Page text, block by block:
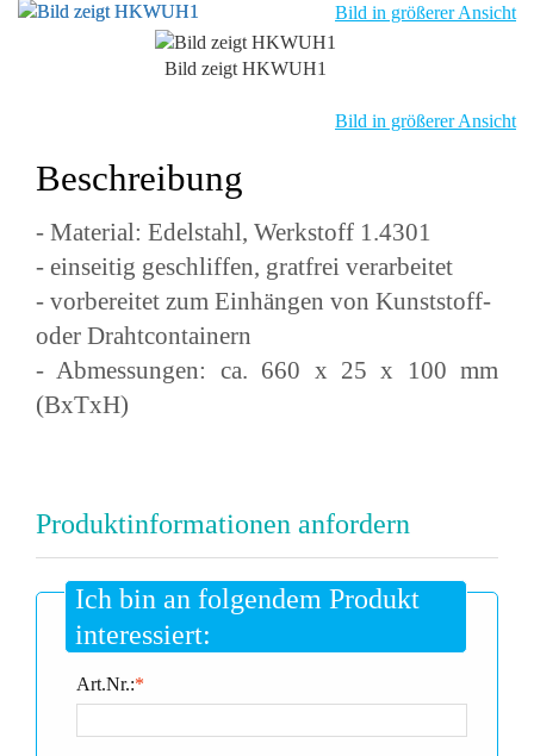
Bild in größerer Ansicht
Bild zeigt HKWUH1
Bild in größerer Ansicht
Beschreibung
- Material: Edelstahl, Werkstoff 1.4301
- einseitig geschliffen, gratfrei verarbeitet
- vorbereitet zum Einhängen von Kunststoff-
oder Drahtcontainern
- Abmessungen: ca. 660 x 25 x 100 mm
(BxTxH)
Produktinformationen anfordern
Ich bin an folgendem Produkt
interessiert:
*
Art.Nr.: